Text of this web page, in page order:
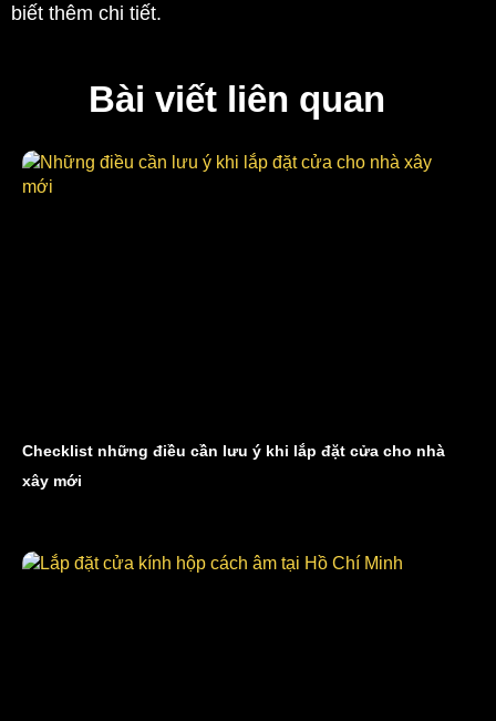
biết thêm chi tiết.
Bài viết liên quan
Checklist những điều cần lưu ý khi lắp đặt cửa cho nhà
xây mới